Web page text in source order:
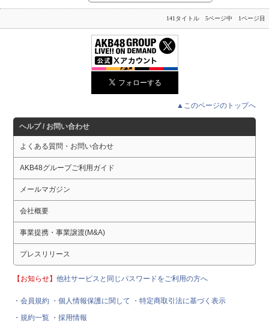
141タイトル 5ページ中 1ページ目
▲このページのトップへ
ヘルプ / お問い合わせ
よくある質問・お問い合わせ
AKB48グループご利用ガイド
メールマガジン
会社概要
事業提携・事業譲渡(M&A)
プレスリリース
【お知らせ】他社サービスと同じパスワードをご利用の方へ
・会員規約 ・個人情報保護に関して
・特定商取引法に基づく表示
・規約一覧 ・採用情報